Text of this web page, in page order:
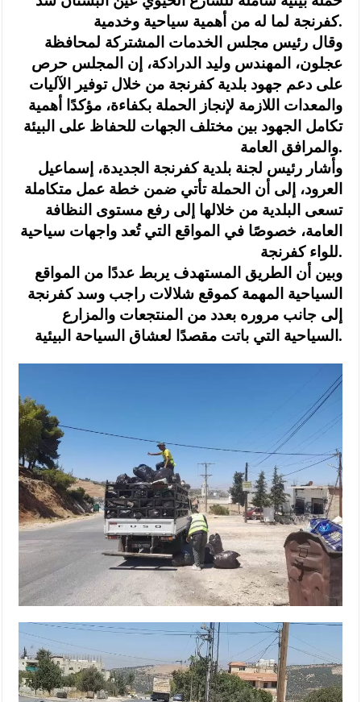
كفرنجة لما له من أهمية سياحية وخدمية.
وقال رئيس مجلس الخدمات المشتركة لمحافظة
عجلون، المهندس وليد الدرادكة، إن المجلس حرص
على دعم جهود بلدية كفرنجة من خلال توفير الآليات
والمعدات اللازمة لإنجاز الحملة بكفاءة، مؤكدًا أهمية
تكامل الجهود بين مختلف الجهات للحفاظ على البيئة
والمرافق العامة.
وأشار رئيس لجنة بلدية كفرنجة الجديدة، إسماعيل
العرود، إلى أن الحملة تأتي ضمن خطة عمل متكاملة
تسعى البلدية من خلالها إلى رفع مستوى النظافة
العامة، خصوصًا في المواقع التي تُعد واجهات سياحية
للواء كفرنجة.
وبين أن الطريق المستهدف يربط عددًا من المواقع
السياحية المهمة كموقع شلالات راجب وسد كفرنجة
إلى جانب مروره بعدد من المنتجعات والمزارع
السياحية التي باتت مقصدًا لعشاق السياحة البيئية.